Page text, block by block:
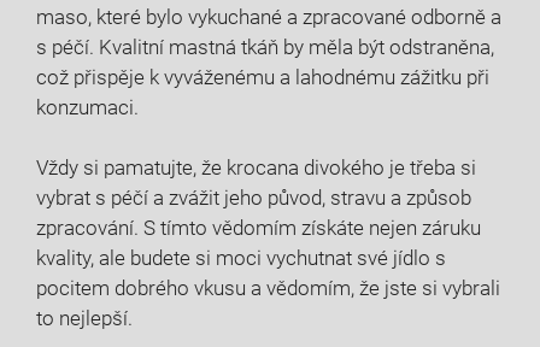
maso, které bylo vykuchané a zpracované odborně a
s péčí. Kvalitní mastná tkáň by měla být odstraněna,
což přispěje k vyváženému a lahodnému zážitku při
konzumaci.
Vždy si pamatujte, že krocana divokého je třeba si
vybrat s péčí a zvážit jeho původ, stravu a způsob
zpracování. S tímto vědomím získáte nejen záruku
kvality, ale budete si moci vychutnat své jídlo s
pocitem dobrého vkusu a vědomím, že jste si vybrali
to nejlepší.